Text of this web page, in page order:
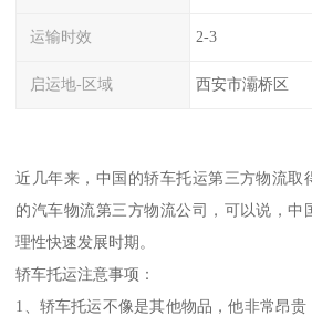
运输时效 2-3
启运地-区域 西安市灞桥区
近几年来，中国的轿车托运第三方物流取
的汽车物流第三方物流公司，可以说，中
理性快速发展时期。
轿车托运注意事项：
1、轿车托运不像是其他物品，他非常昂